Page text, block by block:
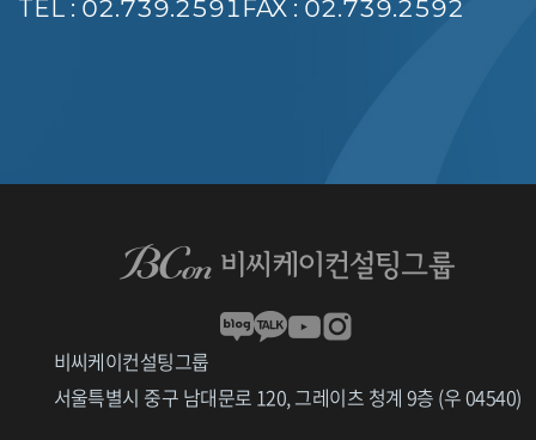
TEL : 02.739.2591FAX : 02.739.2592
비씨케이컨설팅그룹
서울특별시 중구 남대문로 120, 그레이츠 청계 9층 (우 04540)